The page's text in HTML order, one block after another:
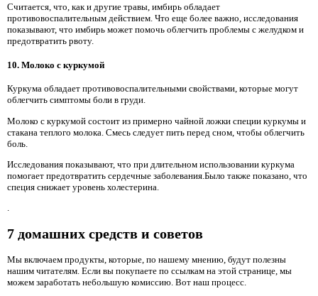
Считается, что, как и другие травы, имбирь обладает
противовоспалительным действием. Что еще более важно, исследования
показывают, что имбирь может помочь облегчить проблемы с желудком и
предотвратить рвоту.
10. Молоко с куркумой
Куркума обладает противовоспалительными свойствами, которые могут
облегчить симптомы боли в груди.
Молоко с куркумой состоит из примерно чайной ложки специи куркумы и
стакана теплого молока. Смесь следует пить перед сном, чтобы облегчить
боль.
Исследования показывают, что при длительном использовании куркума
помогает предотвратить сердечные заболевания.Было также показано, что
специя снижает уровень холестерина.
.
7 домашних средств и советов
Мы включаем продукты, которые, по нашему мнению, будут полезны
нашим читателям. Если вы покупаете по ссылкам на этой странице, мы
можем заработать небольшую комиссию. Вот наш процесс.